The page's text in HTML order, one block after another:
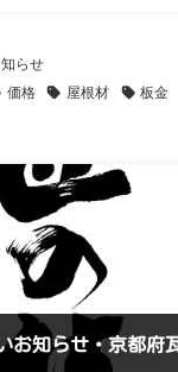
らせ
価格 屋根材 板金